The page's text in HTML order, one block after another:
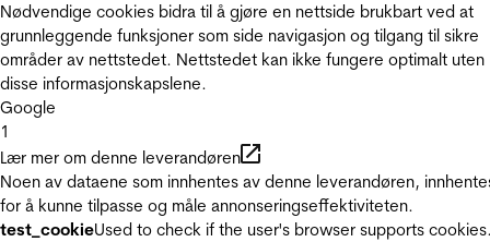
Nødvendige cookies bidra til å gjøre en nettside brukbart ved at
grunnleggende funksjoner som side navigasjon og tilgang til sikre
områder av nettstedet. Nettstedet kan ikke fungere optimalt uten
disse informasjonskapslene.
Google
1
Lær mer om denne leverandøren
Noen av dataene som innhentes av denne leverandøren,
for å kunne tilpasse og måle annonseringseffektiviteten.
test_cookieUsed to check if the user's browser supports